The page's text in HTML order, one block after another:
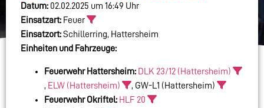
Datum: 02.02.2025 um 16:49 Uhr
Einsatzart: Feuer
Einsatzort:Schillerring, Hattersheim
Einheiten und Fahrzeuge:
Feuerwehr Hattersheim: DLK 23/12 (Hattersheim)
, ELW (Hattersheim)
, GW-L1 (Hattersheim)
Feuerwehr Okriftel: HLF 20